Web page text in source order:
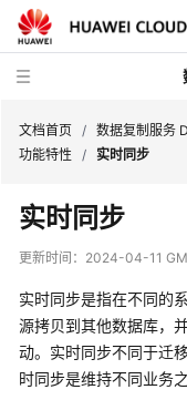
新
动
产
品
介
文档首页 / 数据复制服务
功能特性
/ 实时同步
实时同步
更新时间： 2024-04-11
实时同步是指在不同的
源拷贝到其他数据库，
动。实时同步不同于迁
时同步是维持不同业务